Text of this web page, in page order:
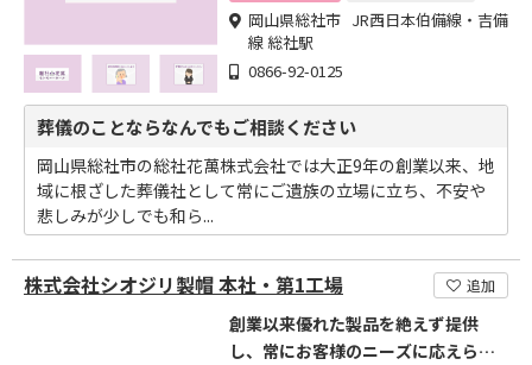
岡山県総社市 JR西日本伯備線・吉備
線 総社駅
0866-92-0125
葬儀のことならなんでもご相談ください
岡山県総社市の総社花萬株式会社では大正9年の創業以来、地
域に根ざした葬儀社として常にご遺族の立場に立ち、不安や
悲しみが少しでも和ら...
株式会社シオジリ製帽 本社・第1工場 追加
創業以来優れた製品を絶えず提供
し、常にお客様のニーズに応えられ